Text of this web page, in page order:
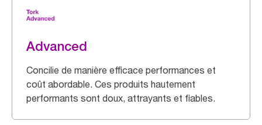
Advanced
Concilie de manière efficace performances et
coût abordable. Ces produits hautement
performants sont doux, attrayants et fiables.